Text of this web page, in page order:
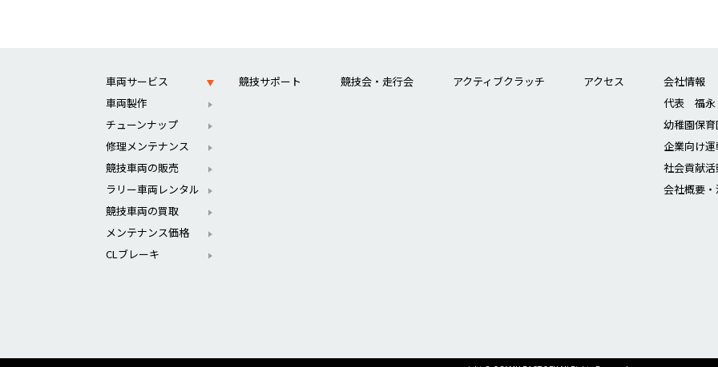
車両サービス
車両製作
チューンナップ
修理メンテナンス
競技車両の販売
ラリー車両レンタル
競技車両の買取
メンテナンス価格
CLブレーキ
競技サポート 競技会・走行会 アクティブクラッチ アクセス
会社情報
代表 福永
幼稚園保
企業向け
社会貢献
会社概要